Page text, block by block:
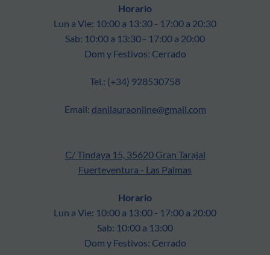
Horario
Lun a Vie: 10:00 a 13:30 - 17:00 a 20:30
Sab: 10:00 a 13:30 - 17:00 a 20:00
Dom y Festivos: Cerrado
Tel.: (+34) 928530758
Email: danilauraonline@gmail.com
C/ Tindaya 15, 35620 Gran Tarajal
Fuerteventura - Las Palmas
Horario
Lun a Vie: 10:00 a 13:00 - 17:00 a 20:00
Sab: 10:00 a 13:00
Dom y Festivos: Cerrado